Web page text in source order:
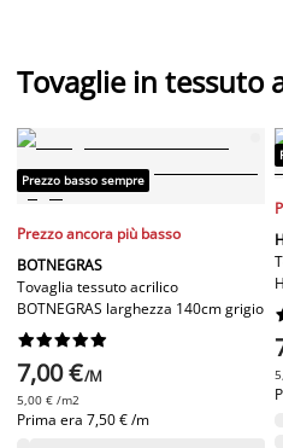
Tovaglie in tessuto
Prezzo basso sempre
Prezzo ancora più basso
BOTNEGRAS
Tovaglia tessuto acrilico
BOTNEGRAS larghezza 140cm grigio






7,00 €/M
5,00 € /m2
Prima era 7,50 € /m